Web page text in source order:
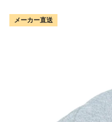
メーカー直送